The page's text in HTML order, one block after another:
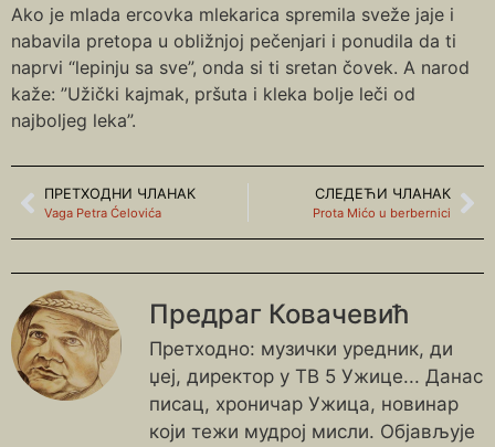
Ako je mlada ercovka mlekarica spremila sveže jaje i
nabavila pretopa u obližnjoj pečenjari i ponudila da ti
naprvi “lepinju sa sve”, onda si ti sretan čovek. A narod
kaže: ”Užički kajmak, pršuta i kleka bolje leči od
najboljeg leka”.
ПРЕТХОДНИ ЧЛАНАК
Vaga Petra Ćelovića
СЛЕДЕЋИ ЧЛАНАК
Prota Mićo u berbernici
Предраг Ковачевић
Претходно: музички уредник, ди
џеј, директор у ТВ 5 Ужице... Данас
писац, хроничар Ужица, новинар
који тежи мудрој мисли. Објављује